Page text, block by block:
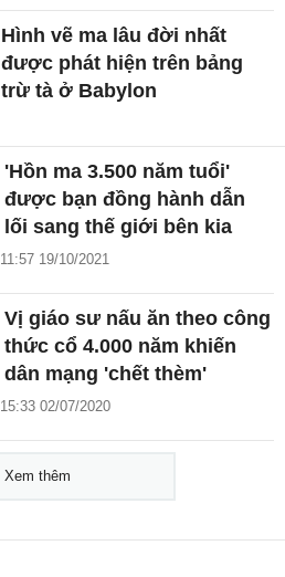
Hình vẽ ma lâu đời nhất
được phát hiện trên bảng
trừ tà ở Babylon
'Hồn ma 3.500 năm tuổi'
được bạn đồng hành dẫn
lối sang thế giới bên kia
11:57 19/10/2021
Vị giáo sư nấu ăn theo công
thức cổ 4.000 năm khiến
dân mạng 'chết thèm'
15:33 02/07/2020
Xem thêm